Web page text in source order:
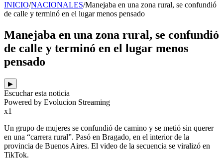
INICIO/NACIONALES/Manejaba en una zona rural, se confundió
de calle y terminó en el lugar menos pensado
Manejaba en una zona rural, se confundió
de calle y terminó en el lugar menos
pensado
▶
Escuchar esta noticia
Powered by Evolucion Streaming
x1
Un grupo de mujeres se confundió de camino y se metió sin querer
en una “carrera rural”. Pasó en Bragado, en el interior de la
provincia de Buenos Aires. El video de la secuencia se viralizó en
TikTok.